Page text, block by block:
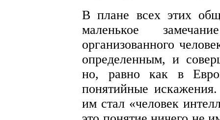
В плане всех этих
маленькое
организованного
определенным, и
но, равно как в
понятийные
им стал «человек